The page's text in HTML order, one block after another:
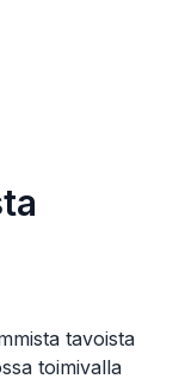
tavoista
toimivalla